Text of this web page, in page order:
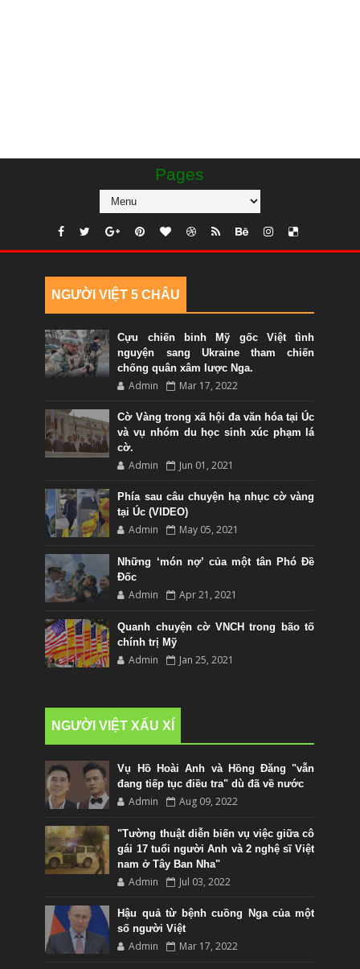
Pages
NGƯỜI VIỆT 5 CHÂU
Cựu chiến binh Mỹ gốc Việt tình
nguyện sang Ukraine tham chiến
chống quân xâm lược Nga.
Admin Mar 17, 2022
Cờ Vàng trong xã hội đa văn hóa tại Úc
và vụ nhóm du học sinh xúc phạm lá
cờ.
Admin Jun 01, 2021
Phía sau câu chuyện hạ nhục cờ vàng
tại Úc (VIDEO)
Admin May 05, 2021
Những ‘món nợ’ của một tân Phó Đề
Đốc
Admin Apr 21, 2021
Quanh chuyện cờ VNCH trong bão tố
chính trị Mỹ
Admin Jan 25, 2021
NGƯỜI VIỆT XẤU XÍ
Vụ Hồ Hoài Anh và Hồng Đăng "vẫn
đang tiếp tục điều tra" dù đã về nước
Admin Aug 09, 2022
"Tường thuật diễn biến vụ việc giữa cô
gái 17 tuổi người Anh và 2 nghệ sĩ Việt
nam ở Tây Ban Nha"
Admin Jul 03, 2022
Hậu quả từ bệnh cuồng Nga của một
số người Việt
Admin Mar 17, 2022